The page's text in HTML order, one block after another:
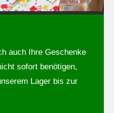
auch Ihre Geschenke
sofort benötigen,
Lager bis zur